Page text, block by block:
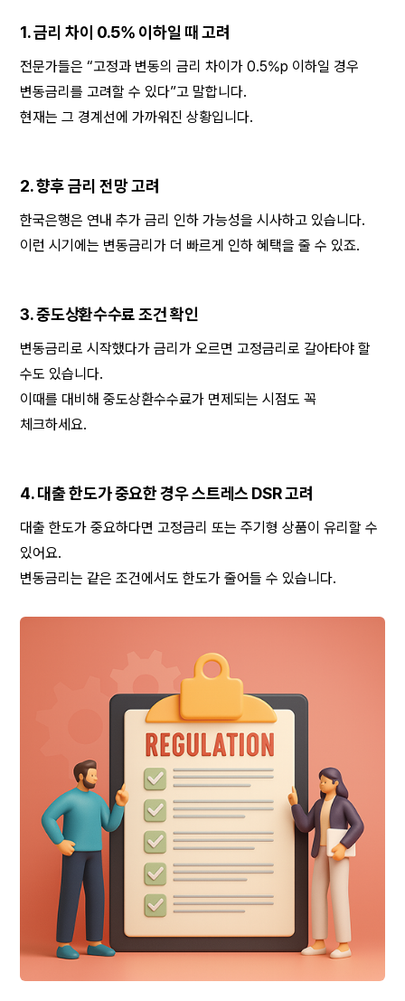
1. 금리 차이 0.5% 이하일 때 고려
전문가들은 “고정과 변동의 금리 차이가 0.5%p 이하일 경우
변동금리를 고려할 수 있다”고 말합니다.
현재는 그 경계선에 가까워진 상황입니다.
2. 향후 금리 전망 고려
한국은행은 연내 추가 금리 인하 가능성을 시사하고 있습니다.
이런 시기에는 변동금리가 더 빠르게 인하 혜택을 줄 수 있죠.
3. 중도상환수수료 조건 확인
변동금리로 시작했다가 금리가 오르면 고정금리로 갈아타야 할
수도 있습니다.
이때를 대비해 중도상환수수료가 면제되는 시점도 꼭
체크하세요.
4. 대출 한도가 중요한 경우 스트레스 DSR 고려
대출 한도가 중요하다면 고정금리 또는 주기형 상품이 유리할 수
있어요.
변동금리는 같은 조건에서도 한도가 줄어들 수 있습니다.